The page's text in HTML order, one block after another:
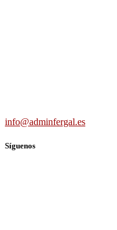
info@adminfergal.es
Síguenos